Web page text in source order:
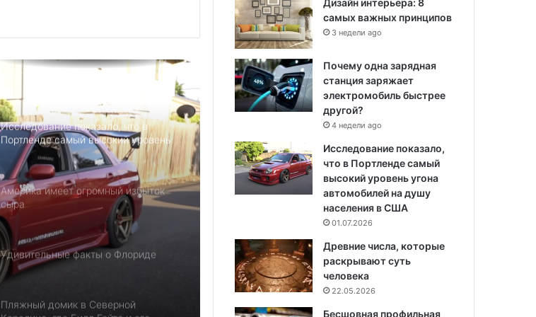
Детский день рождение в Майами,
как провести праздник под
Исследование показало, что в
Портленде самый высокий уровень
угона автомобилей на душу
населения в США
Америка имеет огромный избыток
сыра
Удивительные факты о Флориде
Пляжный домик в Северной
Дизайн интерьера: 8
самых важных принципов
3 недели ago
Почему одна зарядная
станция заряжает
электромобиль быстрее
другой?
4 недели ago
Исследование показало,
что в Портленде самый
высокий уровень угона
автомобилей на душу
населения в США
01.07.2026
Древние числа, которые
раскрывают суть
человека
22.05.2026
Бесшовная профильная